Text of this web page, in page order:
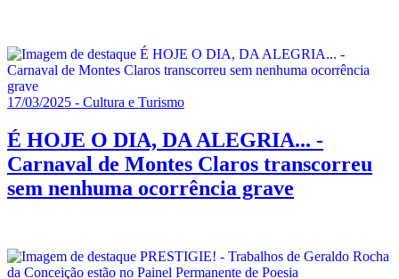
17/03/2025 - Cultura e Turismo
É HOJE O DIA, DA ALEGRIA... -
Carnaval de Montes Claros transcorreu
sem nenhuma ocorrência grave